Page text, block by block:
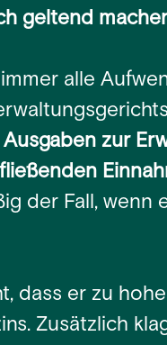
geltend
alle
zur
der Fall, wenn
dass er zu
Zusätzlich